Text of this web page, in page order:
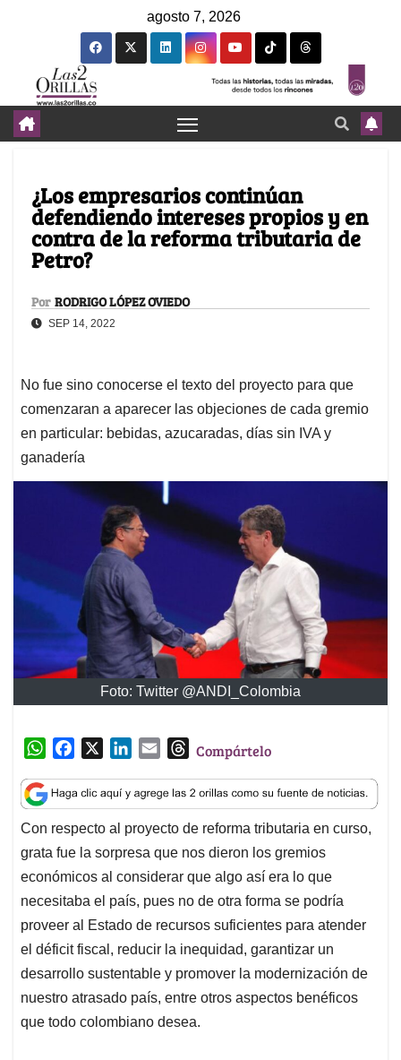
agosto 7, 2026
¿Los empresarios continúan
defendiendo intereses propios y en
contra de la reforma tributaria de
Petro?
Por RODRIGO LÓPEZ OVIEDO
SEP 14, 2022
No fue sino conocerse el texto del proyecto para que
comenzaran a aparecer las objeciones de cada gremio
en particular: bebidas, azucaradas, días sin IVA y
ganadería
Foto: Twitter @ANDI_Colombia
W
a
t
s
A
p
p
c
e
b
o
o
k
n
k
e
d
I
n
a
i
l
T
r
e
a
d
s
Compártelo
Con respecto al proyecto de reforma tributaria en curso,
grata fue la sorpresa que nos dieron los gremios
económicos al considerar que algo así era lo que
necesitaba el país, pues no de otra forma se podría
proveer al Estado de recursos suficientes para atender
el déficit fiscal, reducir la inequidad, garantizar un
desarrollo sustentable y promover la modernización de
nuestro atrasado país, entre otros aspectos benéficos
que todo colombiano desea.